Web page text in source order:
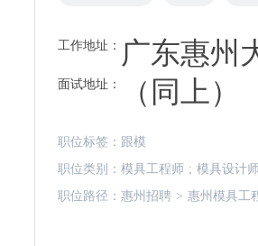
工作地址： 广东惠州
面试地址： （同上）
职位标签： 跟模
职位类别： 模具工程师 ; 模具设计
职位路径： 惠州招聘 > 惠州模具工